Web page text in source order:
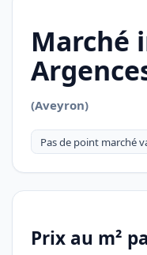
Marché
(Aveyron)
Pas de point marché
Prix au m²